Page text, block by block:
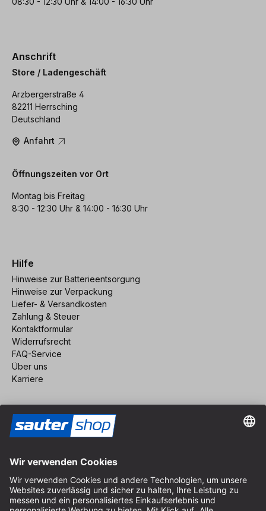
Anschrift
Store / Ladengeschäft
Arzbergerstraße 4
82211 Herrsching
Deutschland
Anfahrt
Öffnungszeiten vor Ort
Montag bis Freitag
8:30 - 12:30 Uhr & 14:00 - 16:30 Uhr
Hilfe
Hinweise zur Batterieentsorgung
Hinweise zur Verpackung
Liefer- & Versandkosten
Zahlung & Steuer
Kontaktformular
Widerrufsrecht
FAQ-Service
Über uns
Karriere
Impressum
AGB